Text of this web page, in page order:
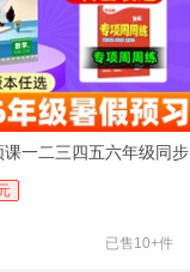
一二三四五六年级同步
已售10+件